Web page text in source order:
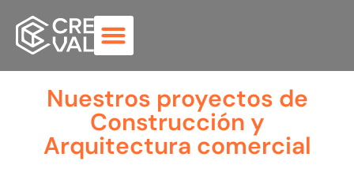
Nuestros proyectos de
Construcción y
Arquitectura comercial